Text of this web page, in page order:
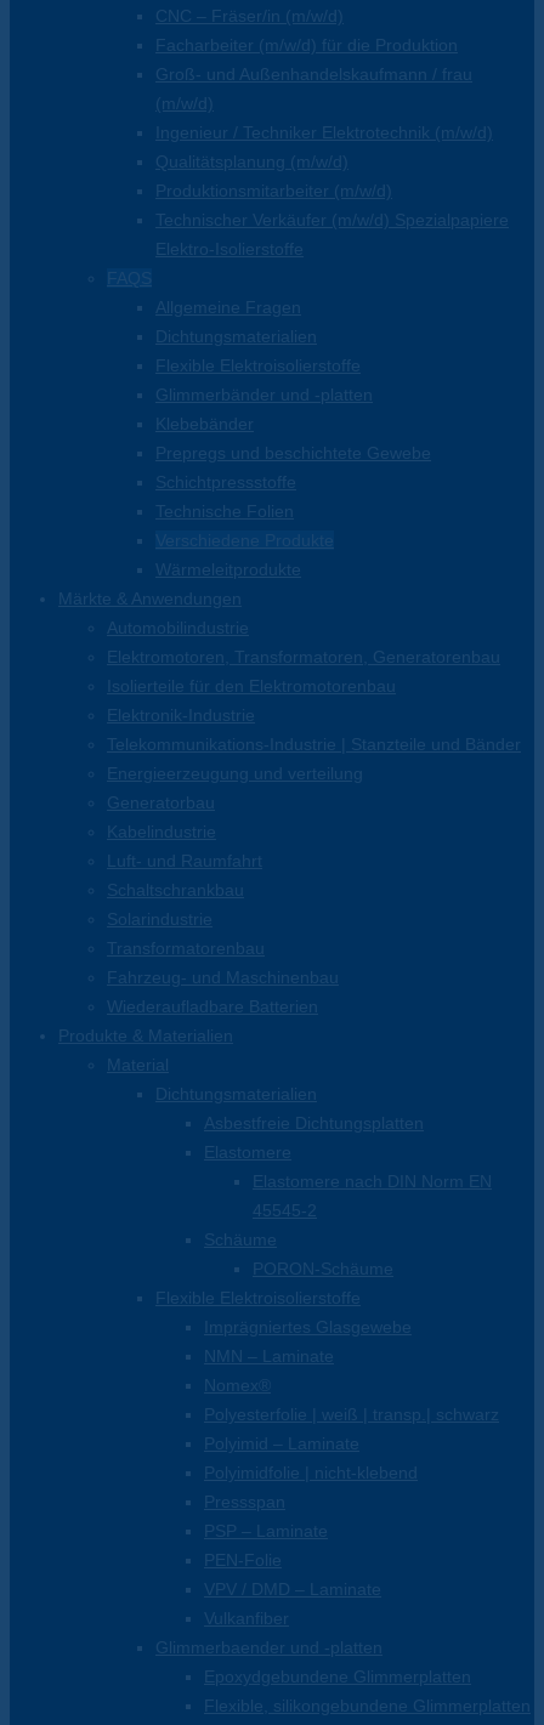
CNC – Fräser/in (m/w/d)
Facharbeiter (m/w/d) für die Produktion
Groß- und Außenhandelskaufmann / frau
(m/w/d)
Ingenieur / Techniker Elektrotechnik (m/w/d)
Qualitätsplanung (m/w/d)
Produktionsmitarbeiter (m/w/d)
Technischer Verkäufer (m/w/d) Spezialpapiere
Elektro-Isolierstoffe
Allgemeine Fragen
Dichtungsmaterialien
Flexible Elektroisolierstoffe
Glimmerbänder und -platten
Klebebänder
Prepregs und beschichtete Gewebe
Schichtpressstoffe
Technische Folien
Wärmeleitprodukte
Märkte & Anwendungen
Automobilindustrie
Elektromotoren, Transformatoren, Generatorenbau
Isolierteile für den Elektromotorenbau
Elektronik-Industrie
Telekommunikations-Industrie | Stanzteile und Bänder
Energieerzeugung und verteilung
Generatorbau
Kabelindustrie
Luft- und Raumfahrt
Schaltschrankbau
Solarindustrie
Transformatorenbau
Fahrzeug- und Maschinenbau
Wiederaufladbare Batterien
Produkte & Materialien
Material
Dichtungsmaterialien
Asbestfreie Dichtungsplatten
Elastomere
Elastomere nach DIN Norm EN
45545-2
Schäume
PORON-Schäume
Flexible Elektroisolierstoffe
Imprägniertes Glasgewebe
NMN – Laminate
Nomex®
Polyesterfolie | weiß | transp.| schwarz
Polyimid – Laminate
Polyimidfolie | nicht-klebend
Pressspan
PSP – Laminate
PEN-Folie
VPV / DMD – Laminate
Vulkanfiber
Glimmerbaender und -platten
Epoxydgebundene Glimmerplatten
Flexible, silikongebundene Glimmerplatten